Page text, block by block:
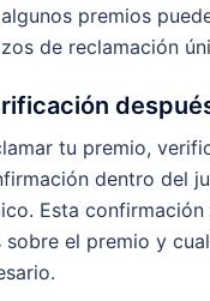
premios
de reclamación
tu premio,
dentro del
Esta confirmación
sobre el premio y